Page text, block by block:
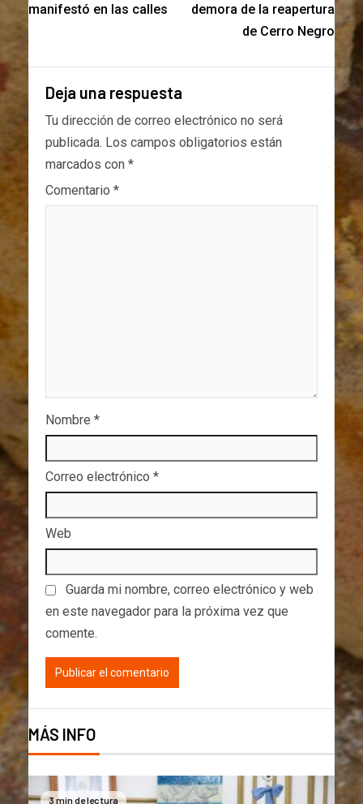
manifestó en las calles
demora de la reapertura
de Cerro Negro
Deja una respuesta
Tu dirección de correo electrónico no será
publicada. Los campos obligatorios están
marcados con *
Comentario *
Nombre *
Correo electrónico *
Web
Guarda mi nombre, correo electrónico y web
en este navegador para la próxima vez que
comente.
MÁS INFO
3 min de lectura